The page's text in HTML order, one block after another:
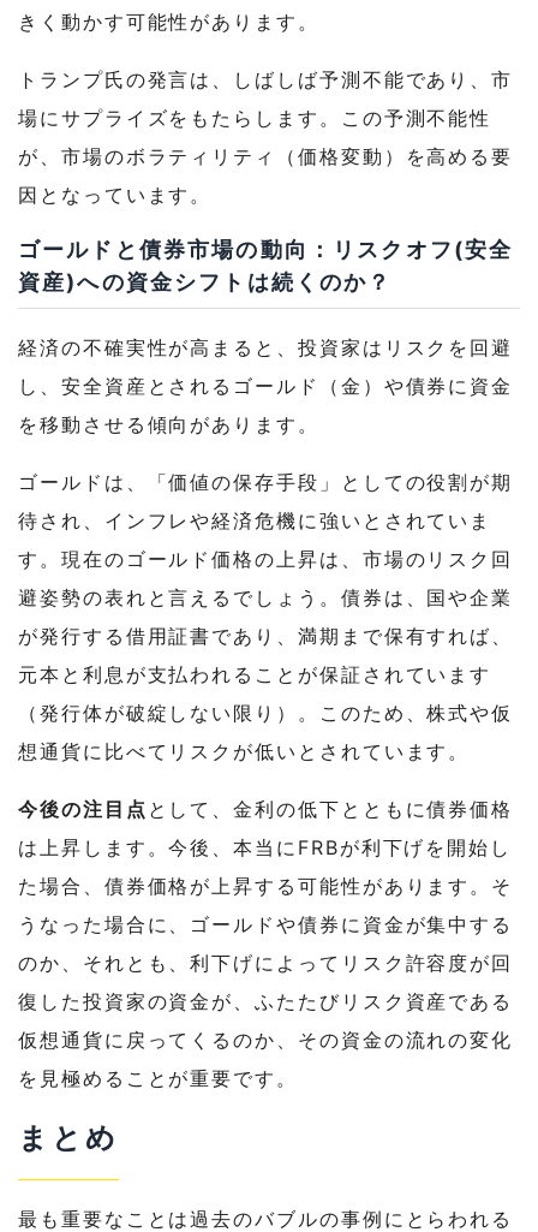
きく動かす可能性があります。
トランプ氏の発言は、しばしば予測不能であり、市
場にサプライズをもたらします。この予測不能性
が、市場のボラティリティ（価格変動）を高める要
因となっています。
ゴールドと債券市場の動向：リスクオフ(安全
資産)への資金シフトは続くのか？
経済の不確実性が高まると、投資家はリスクを回避
し、安全資産とされるゴールド（金）や債券に資金
を移動させる傾向があります。
ゴールドは、「価値の保存手段」としての役割が期
待され、インフレや経済危機に強いとされていま
す。 現在のゴールド価格の上昇は、市場のリスク回
避姿勢の表れと言えるでしょう。 債券は、国や企業
が発行する借用証書であり、満期まで保有すれば、
元本と利息が支払われることが保証されています
（発行体が破綻しない限り）。
このため、株式や仮
想通貨に比べてリスクが低いとされています。
今後の注目点 として、金利の低下とともに債券価格
は上昇します。今後、本当にFRBが利下げを開始し
た場合、債券価格が上昇する可能性があります。そ
うなった場合に、ゴールドや債券に資金が集中する
のか、それとも、利下げによってリスク許容度が回
復した投資家の資金が、ふたたびリスク資産である
仮想通貨に戻ってくるのか、その資金の流れの変化
を見極めることが重要です。
まとめ
最も重要なことは過去のバブルの事例にとらわれる